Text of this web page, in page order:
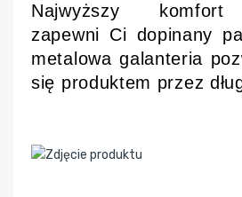
Najwyższy komfort
zapewni Ci dopinany
metalowa galanteria
się produktem przez